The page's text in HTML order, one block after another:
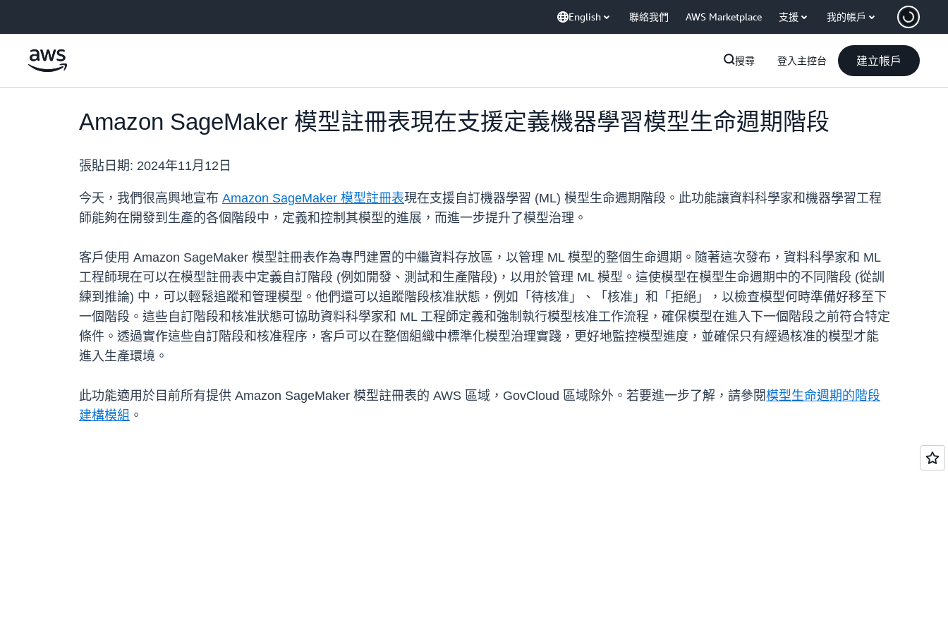
English 聯絡我們 AWS Marketplace 支援 我的帳戶
搜尋 登入主控台 建立帳戶
Amazon SageMaker 模型註冊表現在支援定義機器學習模型生命週期階段
張貼日期: 2024年11月12日
今天，我們很高興地宣布 Amazon SageMaker 模型註冊表現在支援自訂機器學習 (ML) 模型生命週期階段。此功能讓資料科學家和機器學習工程
師能夠在開發到生產的各個階段中，定義和控制其模型的進展，而進一步提升了模型治理。
客戶使用 Amazon SageMaker 模型註冊表作為專門建置的中繼資料存放區，以管理 ML 模型的整個生命週期。隨著這次發布，資料科學家和 ML
工程師現在可以在模型註冊表中定義自訂階段 (例如開發、測試和生產階段)，以用於管理 ML 模型。這使模型在模型生命週期中的不同階段 (從訓
練到推論) 中，可以輕鬆追蹤和管理模型。他們還可以追蹤階段核准狀態，例如「待核准」、「核准」和「拒絕」，以檢查模型何時準備好移至下
一個階段。這些自訂階段和核准狀態可協助資料科學家和 ML 工程師定義和強制執行模型核准工作流程，確保模型在進入下一個階段之前符合特定
條件。透過實作這些自訂階段和核准程序，客戶可以在整個組織中標準化模型治理實踐，更好地監控模型進度，並確保只有經過核准的模型才能
進入生產環境。
此功能適用於目前所有提供 Amazon SageMaker 模型註冊表的 AWS 區域，GovCloud 區域除外。若要進一步了解，請參閱模型生命週期的階段
建構模組 。